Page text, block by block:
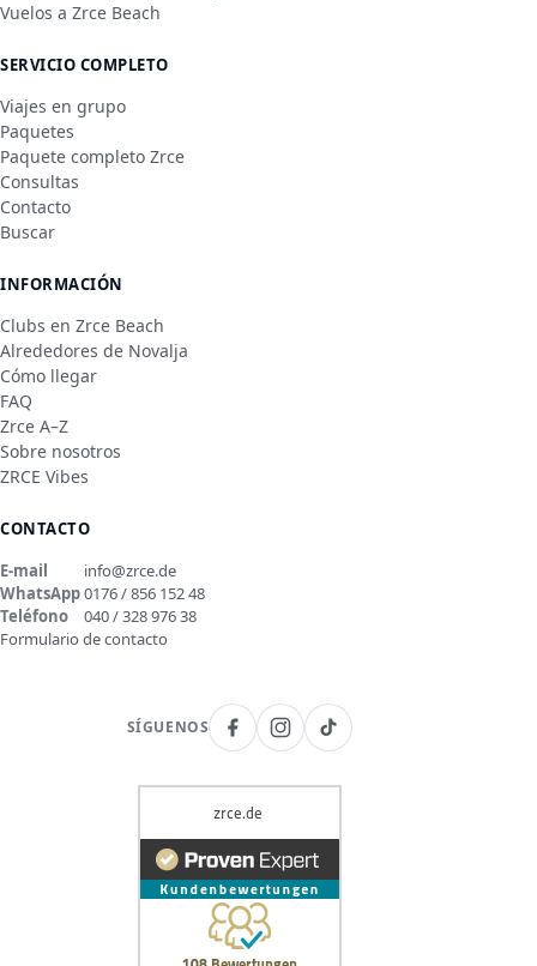
Vuelos a Zrce Beach
SERVICIO COMPLETO
Viajes en grupo
Paquetes
Paquete completo Zrce
Consultas
Contacto
Buscar
INFORMACIÓN
Clubs en Zrce Beach
Alrededores de Novalja
Cómo llegar
FAQ
Zrce A–Z
Sobre nosotros
ZRCE Vibes
CONTACTO
E-mail
info@zrce.de
WhatsApp0176 / 856 152 48
Teléfono
040 / 328 976 38
Formulario de contacto
SÍGUENOS